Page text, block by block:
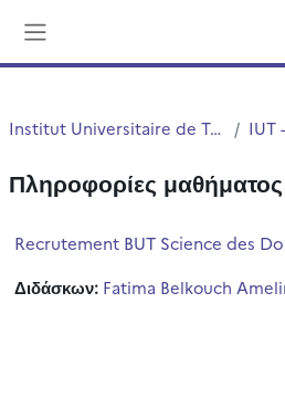
Institut Universitaire de Technologie (IUT)
Πληροφορίες μαθήματος
Recrutement BUT Science des
Διδάσκων: Fatima Belkouch